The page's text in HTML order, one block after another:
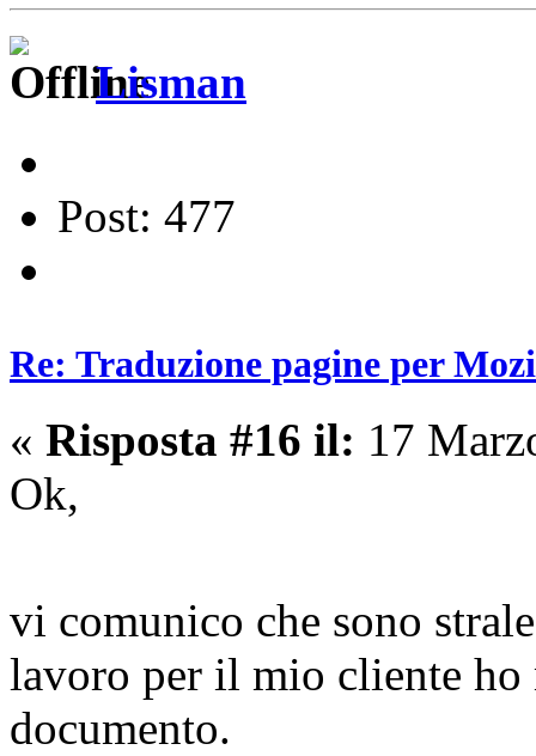
Lisman
Post: 477
Re: Traduzione pagine per
« Risposta #16 il: 17
Ok,
vi comunico che sono
lavoro per il mio cliente ho
documento.